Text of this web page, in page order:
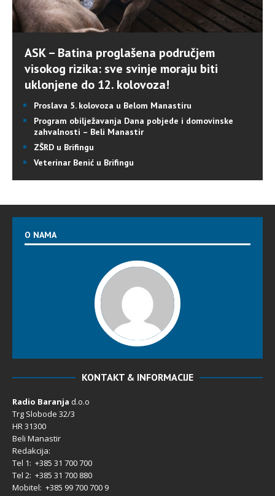
ASK – Batina proglašena područjem
visokog rizika: sve svinje moraju biti
uklonjene do 12. kolovoza!
Proslava 5. kolovoza u Belom Manastiru
Program obilježavanja Dana pobjede i domovinske
zahvalnosti – Beli Manastir
ZŠRD u Brifingu
Veterinar Benić u Brifingu
O NAMA
KONTAKT & INFORMACIJE
Radio Baranja d.o.o
Trg Slobode 32/3
HR 31300
Beli Manastir
Redakcija:
Tel 1: +385 31 700 700
Tel 2: +385 31 700 880
Mobitel: +385 99 700 700 9